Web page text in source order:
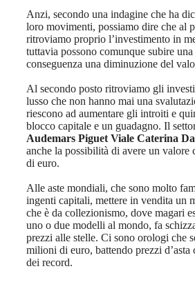
Anzi, secondo una indagine che ha
loro movimenti, possiamo dire che al
ritroviamo proprio l’investimento in
tuttavia possono comunque subire
conseguenza una diminuzione del
Al secondo posto ritroviamo gli
lusso che non hanno mai una
riescono ad aumentare gli introiti e
blocco capitale e un guadagno. Il
Audemars Piguet Viale Caterina
anche la possibilità di avere un valore
di euro.
Alle aste mondiali, che sono molto
ingenti capitali, mettere in vendita un
che è da collezionismo, dove magari
uno o due modelli al mondo, fa
prezzi alle stelle. Ci sono orologi che
milioni di euro, battendo prezzi d’asta
dei record.